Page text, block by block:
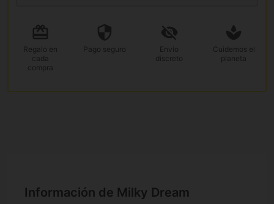
Regalo en
cada
compra
Pago seguro
Envío
discreto
Cuidemos el
planeta
Información de Milky Dream